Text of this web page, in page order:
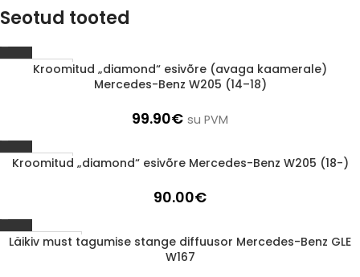
Seotud tooted
1-3 d.d.
Kroomitud „diamond“ esivõre (avaga kaamerale)
Mercedes-Benz W205 (14–18)
99.90€ su PVM
1-3 d.d.
Kroomitud „diamond“ esivõre Mercedes-Benz W205 (18-)
90.00€
Läbimüüdud
Läikiv must tagumise stange diffuusor Mercedes-Benz GLE
W167